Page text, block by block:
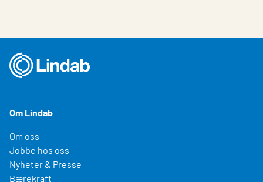
Om Lindab
Om oss
Jobbe hos oss
Nyheter & Presse
Bærekraft